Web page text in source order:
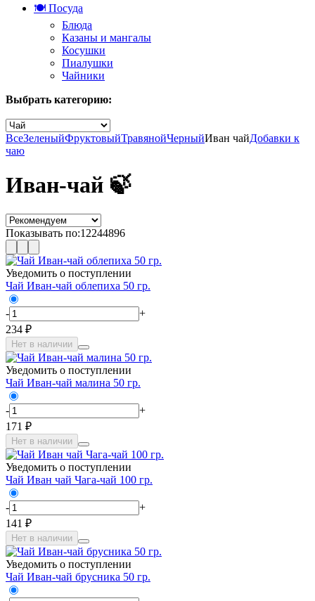
🍽️ Посуда
Блюда
Казаны и мангалы
Косушки
Пиалушки
Чайники
Выбрать категорию:
ВсеЗеленыйФруктовыйТравянойЧерныйИван чайДобавки к
чаю
Иван-чай 🍃
Показывать по:12244896
Уведомить о поступлении
Чай Иван-чай облепиха 50 гр.
-
+
234 ₽
Нет в наличии
Уведомить о поступлении
Чай Иван-чай малина 50 гр.
-
+
171 ₽
Нет в наличии
Уведомить о поступлении
Чай Иван чай Чага-чай 100 гр.
-
+
141 ₽
Нет в наличии
Уведомить о поступлении
Чай Иван-чай брусника 50 гр.